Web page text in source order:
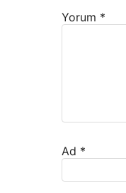
Yorum *
Ad *